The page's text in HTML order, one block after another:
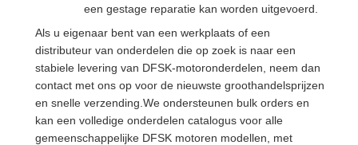
een gestage reparatie kan worden uitgevoerd.
Als u eigenaar bent van een werkplaats of een
distributeur van onderdelen die op zoek is naar een
stabiele levering van DFSK-motoronderdelen, neem dan
contact met ons op voor de nieuwste groothandelsprijzen
en snelle verzending.We ondersteunen bulk orders en
kan een volledige onderdelen catalogus voor alle
gemeenschappelijke DFSK motoren modellen, met